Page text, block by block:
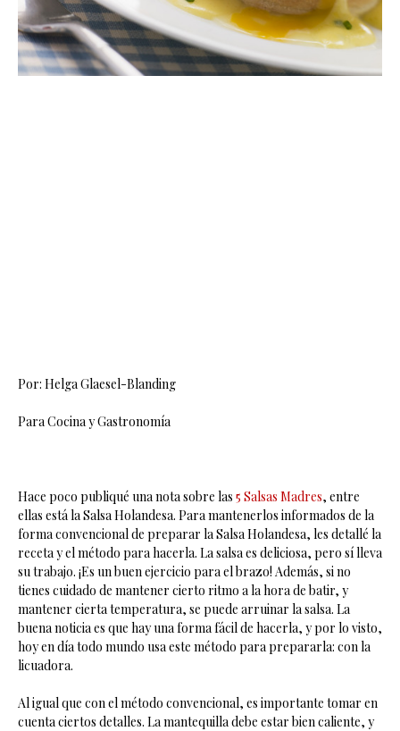
Por: Helga Glaesel-Blanding
Para Cocina y Gastronomía
Hace poco publiqué una nota sobre las 5 Salsas Madres, entre
ellas está la Salsa Holandesa. Para mantenerlos informados de la
forma convencional de preparar la Salsa Holandesa, les detallé la
receta y el método para hacerla. La salsa es deliciosa, pero sí lleva
su trabajo. ¡Es un buen ejercicio para el brazo! Además, si no
tienes cuidado de mantener cierto ritmo a la hora de batir, y
mantener cierta temperatura, se puede arruinar la salsa. La
buena noticia es que hay una forma fácil de hacerla, y por lo visto,
hoy en día todo mundo usa este método para prepararla: con la
licuadora.
Al igual que con el método convencional, es importante tomar en
cuenta ciertos detalles. La mantequilla debe estar bien caliente, y